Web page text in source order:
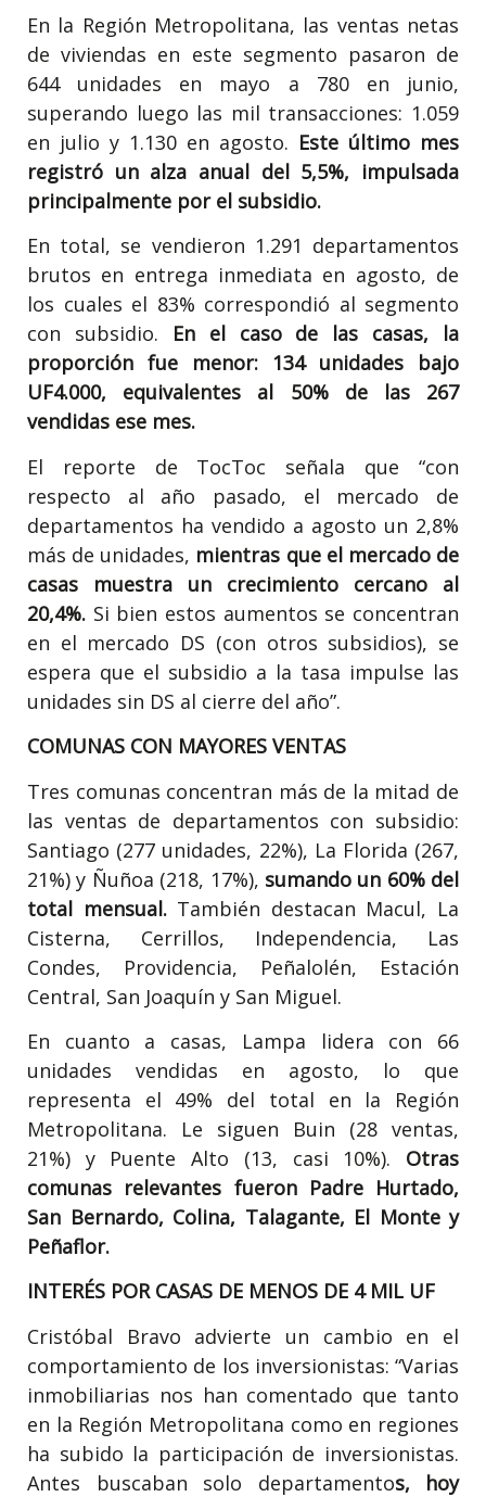
En la Región Metropolitana, las ventas netas
de viviendas en este segmento pasaron de
644 unidades en mayo a 780 en junio,
superando luego las mil transacciones: 1.059
en julio y 1.130 en agosto. Este último mes
registró un alza anual del 5,5%, impulsada
principalmente por el subsidio.
En total, se vendieron 1.291 departamentos
brutos en entrega inmediata en agosto, de
los cuales el 83% correspondió al segmento
con subsidio. En el caso de las casas, la
proporción fue menor: 134 unidades bajo
UF4.000, equivalentes al 50% de las 267
vendidas ese mes.
El reporte de TocToc señala que “con
respecto al año pasado, el mercado de
departamentos ha vendido a agosto un 2,8%
más de unidades, mientras que el mercado de
casas muestra un crecimiento cercano al
20,4%. Si bien estos aumentos se concentran
en el mercado DS (con otros subsidios), se
espera que el subsidio a la tasa impulse las
unidades sin DS al cierre del año”.
COMUNAS CON MAYORES VENTAS
Tres comunas concentran más de la mitad de
las ventas de departamentos con subsidio:
Santiago (277 unidades, 22%), La Florida (267,
21%) y Ñuñoa (218, 17%), sumando un 60% del
total mensual.También destacan Macul, La
Cisterna, Cerrillos, Independencia, Las
Condes, Providencia, Peñalolén, Estación
Central, San Joaquín y San Miguel.
En cuanto a casas, Lampa lidera con 66
unidades vendidas en agosto, lo que
representa el 49% del total en la Región
Metropolitana. Le siguen Buin (28 ventas,
21%) y Puente Alto (13, casi 10%). Otras
comunas relevantes fueron Padre Hurtado,
San Bernardo, Colina, Talagante, El Monte y
Peñaflor.
INTERÉS POR CASAS DE MENOS DE 4 MIL UF
Cristóbal Bravo advierte un cambio en el
comportamiento de los inversionistas: “Varias
inmobiliarias nos han comentado que tanto
en la Región Metropolitana como en regiones
ha subido la participación de inversionistas.
Antes buscaban solo departamentos, hoy